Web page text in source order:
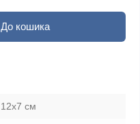
До кошика
12х7 см